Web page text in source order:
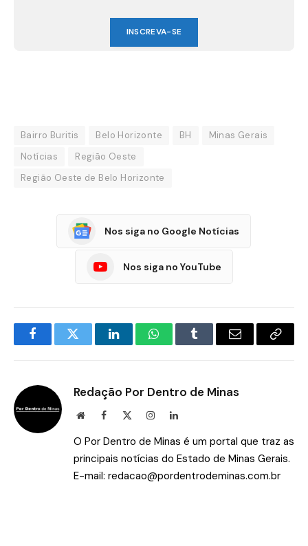
INSCREVA-SE
Bairro Buritis Belo Horizonte BH
Minas Gerais
Notícias
Região Oeste
Região Oeste de Belo Horizonte
Nos siga no Google Notícias
Nos siga no YouTube
FacebookTwitter LinkedInWhatsAppTumblr E-
Copiar
Redação Por Dentro de Minas
Site Facebook InstagramLinkedIn
O Por Dentro de Minas é um portal que traz as
principais notícias do Estado de Minas Gerais.
E-mail: redacao@pordentrodeminas.com.br